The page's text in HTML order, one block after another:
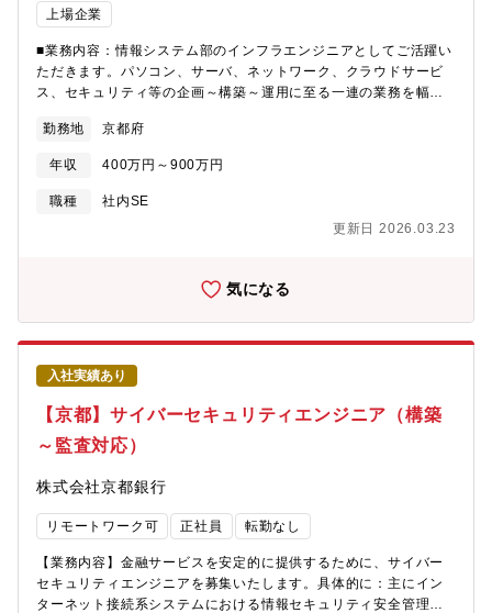
リアと成長の機会があります・技術志向の若手メンバーと共にご
自身のキャリア形成・成長の機会を得ることができます。【求め
る人物像】■チームワーキングに喜びを感じる方■新しい技術に興
味を持ち、チャレンジしていく方■自ら率先して開発に取り組む方
金融・決済系のエリアに加え、製造・流通・電力等の産業分野、
三菱総合研究所との連携を活かして公共分野等においても、DX、
テクノロジーを活かしたシステム構築、サービス、ソリューショ
ンの強化、コンサルテーション力の強化を図っています。【同社
の魅力】■コンサルティングから運用までトータルでITソリューシ
との戦略的連携を重視した経営方針によって事業基盤を強化し、
日本有数の企業をお客様として多数抱えています。ITコンサルか
ョンを提供し、お客様の課題を解決できるのは三菱総研DCSなら
ではの強みです。 ■約5,000社との取引実績有り三菱総合研究所、
す。日本有数の企業をお客様として多数抱えているのが特徴で
す。4社の連携により提供価値を拡大し、企業の業務変革を強力に
バックアップしています。 ■自己資本比率約60％を誇る健全な財
務状況自己資本比率は総資産に占める自己資本の割合を示し、一
般的にこの比率が高いほど経営の安全度が高いことを示します。
三菱総研DCSは自己資本比率約60％と国内トップクラスの健全な
財務状況を誇ります。 ■多様な業種・業界への幅広いマーケット
展開金融業界だけでなく、銀行で培ったノウハウを活かし、クレ
ジットカード業界、一般事業法人まで、多様な業種・業界のマー
とができるのも魅力です。 ■国内トップのプロジェクト遂行力ケ
ーススタディに基づいてまとめられた、製品とサービス開発のた
めの「プロセス成熟度モデル」CMMIの「レベル5」を達成。現
在、最上位のレベル5を達成した国内企業は6社であり、その内、
全社範囲で取り組む企業はわずか2社。2,000人を超える規模の企
業では同社のみです。三菱総研DCSが業界内においていかに高い
上場企業
■業務内容：情報システム部のインフラエンジニアとしてご活躍い
ただきます。パソコン、サーバ、ネットワーク、クラウドサービ
ス、セキュリティ等の企画～構築～運用に至る一連の業務を幅広
く環境です。■プロジェクト事例：・工場内無線LAN構築、国内拠
点間WAN環境構築・クラウドサービスを使ったWeb会議などの環
境構築など※夜間や休日障害対応が発生する可能性があるため国
内出張や休日出勤（代休あり）がございます。■利用している機
Cisco、Aruba・クラウド：Microsoft365、MicrosoftAzure■同社
ーカーです。大きく4つの事業（チェーン／モビリティ／ＭＣ(モ
ーションコントロール)／マテハン）で構成されております。新た
な事業や技術開発も厭わずに進み続けるメーカーでございます。
◎トップシェア：チェーン事業ではいずれもグローバル市場でト
ップの位置を独走中。マテハン事業が展開する多彩なシステム製
品においても、国内で自動車塗装ライン搬送システムは約35％、
新聞巻取紙給紙システムが約70％を達成しており、他の追随を許
さない市場占有率を達成しています。
勤務地 京都府
年収 400万円～900万円
職種
社内SE
更新日 2026.03.23
気になる
入社実績あり
【京都】サイバーセキュリティエンジニア（構築
～監査対応）
株式会社京都銀行
リモートワーク可 正社員 転勤なし
【業務内容】金融サービスを安定的に提供するために、サイバー
セキュリティエンジニアを募集いたします。具体的に：主にイン
ターネット接続系システムにおける情報セキュリティ安全管理ス